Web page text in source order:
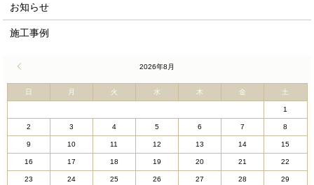
お知らせ
施工事例
2026年8月
日 月 火 水 木 金 土
1
2 3 4 5 6 7 8
9 10 11 12 13 14 15
16 17 18 19 20 21 22
23 24 25 26 27 28 29